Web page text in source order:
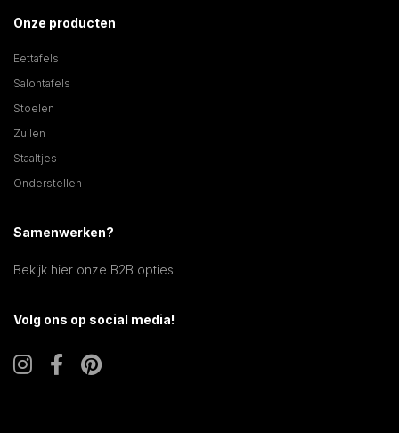
Onze producten
Eettafels
Salontafels
Stoelen
Zuilen
Staaltjes
Onderstellen
Samenwerken?
Bekijk hier onze B2B opties!
Volg ons op social media!